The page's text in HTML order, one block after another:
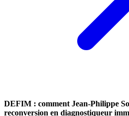
DEFIM : comment Jean-Philippe
reconversion en diagnostiqueur